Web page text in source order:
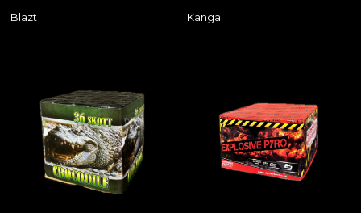
Blazt Kanga